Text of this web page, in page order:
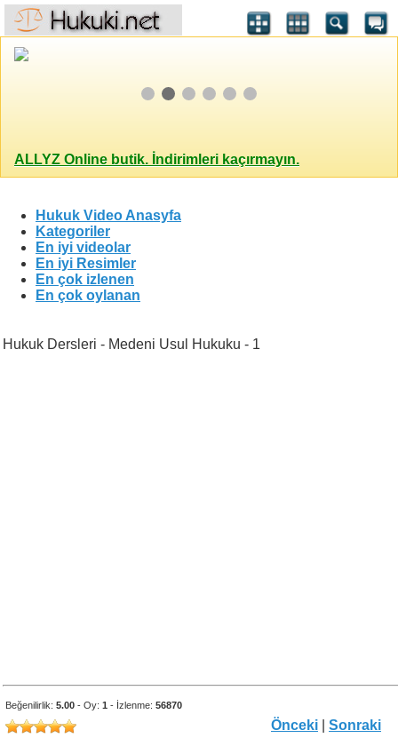
ALLYZ Online butik. İndirimleri kaçırmayın.
Hukuk Video Anasyfa
Kategoriler
En iyi videolar
En iyi Resimler
En çok izlenen
En çok oylanan
Hukuk Dersleri - Medeni Usul Hukuku - 1
Beğenilirlik: 5.00 - Oy: 1 - İzlenme: 56870
Önceki Sonraki